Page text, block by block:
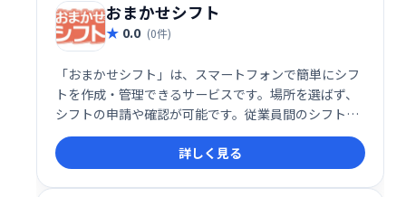
おまかせシフト
0.0 (0件)
「おまかせシフト」は、スマートフォンで簡単にシフ
トを作成・管理できるサービスです。場所を選ばず、
シフトの申請や確認が可能です。従業員間のシフト調
整もスムーズに行え、業務効率の改善に貢献します。
30日間の無料トライアルもご用意していますので、ぜ
ひお気軽にお試しください。
詳しく見る